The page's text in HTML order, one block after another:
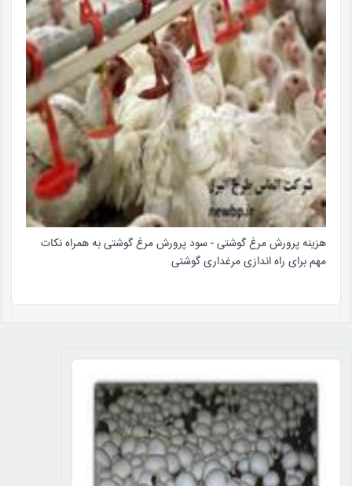
هزینه پرورش مرغ گوشتی - سود پرورش مرغ گوشتی به همراه نکات
مهم برای راه اندازی مرغداری گوشتی